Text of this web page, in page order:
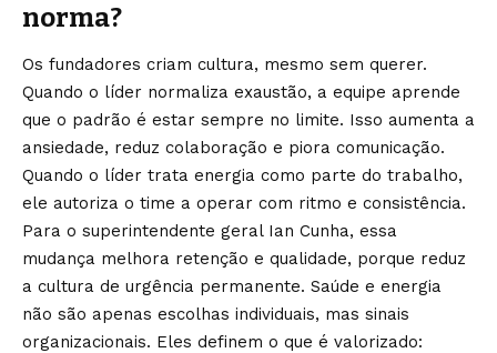
norma?
Os fundadores criam cultura, mesmo sem querer.
Quando o líder normaliza exaustão, a equipe aprende
que o padrão é estar sempre no limite. Isso aumenta a
ansiedade, reduz colaboração e piora comunicação.
Quando o líder trata energia como parte do trabalho,
ele autoriza o time a operar com ritmo e consistência.
Para o superintendente geral Ian Cunha, essa
mudança melhora retenção e qualidade, porque reduz
a cultura de urgência permanente. Saúde e energia
não são apenas escolhas individuais, mas sinais
organizacionais. Eles definem o que é valorizado: